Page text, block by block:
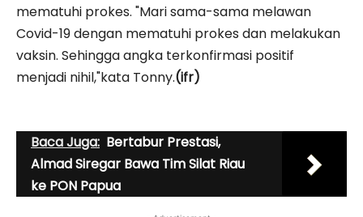
mematuhi prokes. "Mari sama-sama melawan
Covid-19 dengan mematuhi prokes dan melakukan
vaksin. Sehingga angka terkonfirmasi positif
menjadi nihil,"kata Tonny.(ifr)
Baca Juga: Bertabur Prestasi,
Almad Siregar Bawa Tim Silat Riau
ke PON Papua